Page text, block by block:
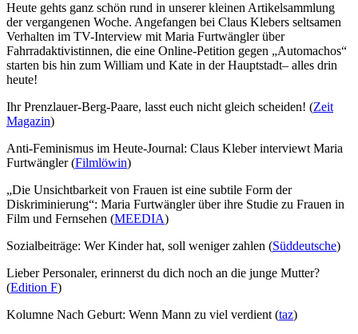
Heute gehts ganz schön rund in unserer kleinen Artikelsammlung
der vergangenen Woche. Angefangen bei Claus Klebers seltsamen
Verhalten im TV-Interview mit Maria Furtwängler über
Fahrradaktivistinnen, die eine Online-Petition gegen „Automachos“
starten bis hin zum William und Kate in der Hauptstadt– alles drin
heute!
Ihr Prenzlauer-Berg-Paare, lasst euch nicht gleich scheiden! (Zeit
Magazin)
Anti-Feminismus im Heute-Journal: Claus Kleber interviewt Maria
Furtwängler (Filmlöwin)
„Die Unsichtbarkeit von Frauen ist eine subtile Form der
Diskriminierung“: Maria Furtwängler über ihre Studie zu Frauen in
Film und Fernsehen (MEEDIA)
Sozialbeiträge: Wer Kinder hat, soll weniger zahlen (Süddeutsche)
Lieber Personaler, erinnerst du dich noch an die junge Mutter?
(Edition F)
Kolumne Nach Geburt: Wenn Mann zu viel verdient (taz)